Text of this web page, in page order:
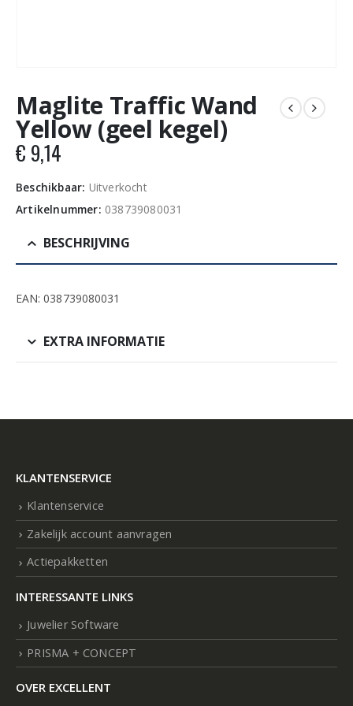
Maglite Traffic Wand
Yellow (geel kegel)
€ 9,14
Beschikbaar: Uitverkocht
Artikelnummer: 038739080031
BESCHRIJVING
EAN: 038739080031
EXTRA INFORMATIE
KLANTENSERVICE
Klantenservice
Zakelijk account aanvragen
Actiepakketten
INTERESSANTE LINKS
Juwelier Software
PRISMA + CONCEPT
OVER EXCELLENT